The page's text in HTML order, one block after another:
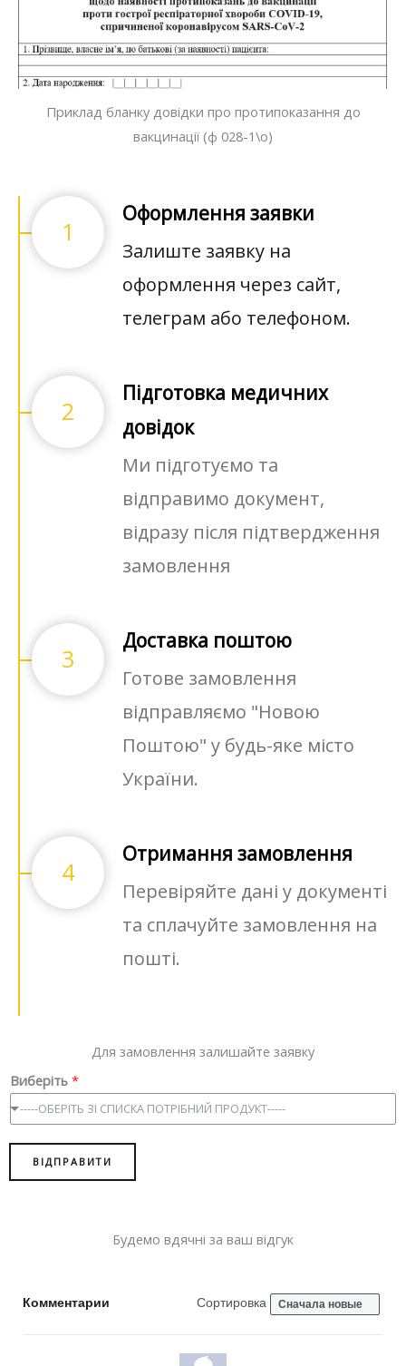
Приклад бланку довідки про протипоказання до
вакцинації (ф 028-1\о)
1
Оформлення заявки
Залиште заявку на
оформлення через сайт,
телеграм або телефоном.
2
Підготовка медичних
довідок
Ми підготуємо та
відправимо документ,
відразу після підтвердження
замовлення
3
Доставка поштою
Готове замовлення
відправляємо "Новою
Поштою" у будь-яке місто
України.
4
Отримання замовлення
Перевіряйте дані у документі
та сплачуйте замовлення на
пошті.
Для замовлення залишайте заявку
Виберіть *
-----ОБЕРІТЬ ЗІ СПИСКА ПОТРІБНИЙ ПРОДУКТ-----
ВІДПРАВИТИ
Будемо вдячні за ваш відгук
Комментарии Сортировка Сначала новые